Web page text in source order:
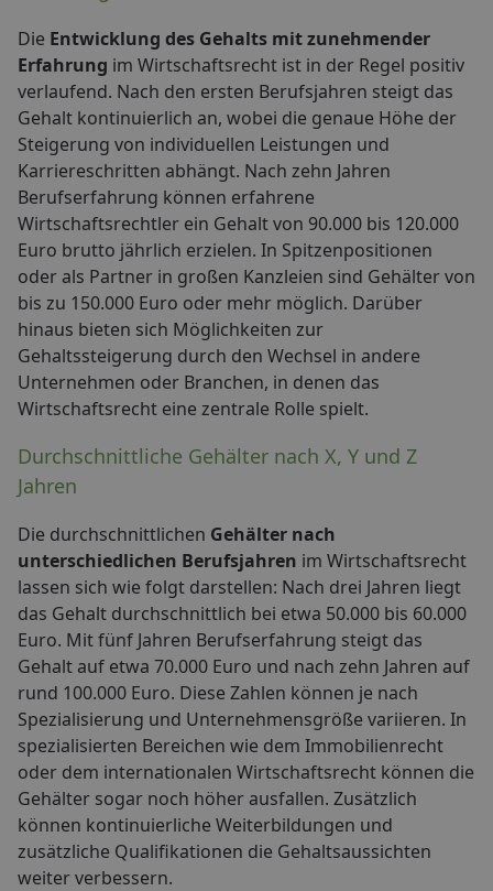
Die Entwicklung des Gehalts mit zunehmender
Erfahrung im Wirtschaftsrecht ist in der Regel positiv
verlaufend. Nach den ersten Berufsjahren steigt das
Gehalt kontinuierlich an, wobei die genaue Höhe der
Steigerung von individuellen Leistungen und
Karriereschritten abhängt. Nach zehn Jahren
Berufserfahrung können erfahrene
Wirtschaftsrechtler ein Gehalt von 90.000 bis 120.000
Euro brutto jährlich erzielen. In Spitzenpositionen
oder als Partner in großen Kanzleien sind Gehälter von
bis zu 150.000 Euro oder mehr möglich. Darüber
hinaus bieten sich Möglichkeiten zur
Gehaltssteigerung durch den Wechsel in andere
Unternehmen oder Branchen, in denen das
Wirtschaftsrecht eine zentrale Rolle spielt.
Durchschnittliche Gehälter nach X, Y und Z
Jahren
Die durchschnittlichen Gehälter nach
unterschiedlichen Berufsjahren im Wirtschaftsrecht
lassen sich wie folgt darstellen: Nach drei Jahren liegt
das Gehalt durchschnittlich bei etwa 50.000 bis 60.000
Euro. Mit fünf Jahren Berufserfahrung steigt das
Gehalt auf etwa 70.000 Euro und nach zehn Jahren auf
rund 100.000 Euro. Diese Zahlen können je nach
Spezialisierung und Unternehmensgröße variieren. In
spezialisierten Bereichen wie dem Immobilienrecht
oder dem internationalen Wirtschaftsrecht können die
Gehälter sogar noch höher ausfallen. Zusätzlich
können kontinuierliche Weiterbildungen und
zusätzliche Qualifikationen die Gehaltsaussichten
weiter verbessern.